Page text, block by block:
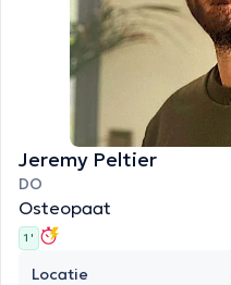
Jeremy Peltier
DO
Osteopaat
1 '
Locatie